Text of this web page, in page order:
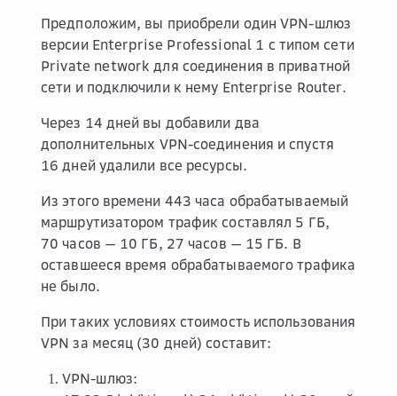
Предположим, вы приобрели один VPN-шлюз
версии Enterprise Professional 1 с типом сети
Private network для соединения в приватной
сети и подключили к нему Enterprise Router.
Через 14 дней вы добавили два
дополнительных VPN-соединения и спустя
16 дней удалили все ресурсы.
Из этого времени 443 часа обрабатываемый
маршрутизатором трафик составлял 5 ГБ,
70 часов — 10 ГБ, 27 часов — 15 ГБ. В
оставшееся время обрабатываемого трафика
не было.
При таких условиях стоимость использования
VPN за месяц (30 дней) составит:
VPN-шлюз: